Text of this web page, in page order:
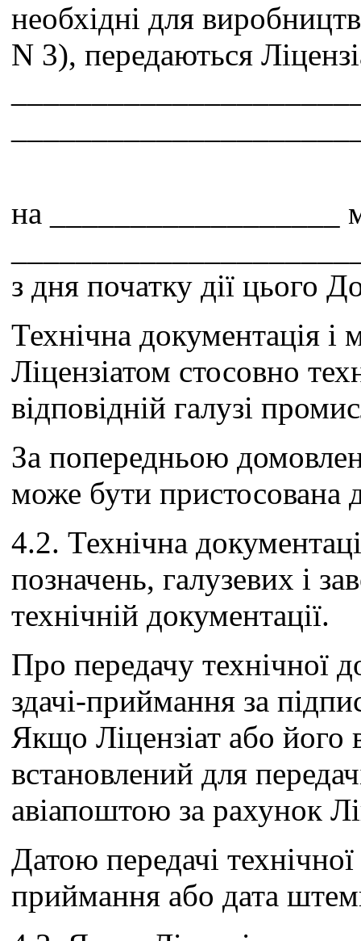
необхідні для
N 3), передаються
на __________________
з дня початку дії цього
Технічна документація і
Ліцензіатом стосовно
відповідній галузі
За попередньою
може бути пристосована
4.2. Технічна
позначень, галузевих і
технічній документації.
Про передачу технічної
здачі-приймання за
Якщо Ліцензіат або його
встановлений для
авіапоштою за рахунок
Датою передачі
приймання або дата